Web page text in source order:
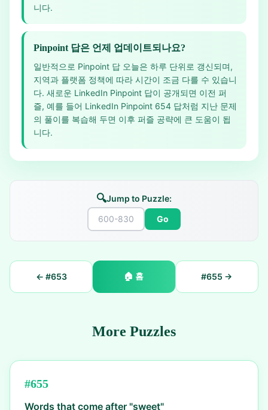
니다.
Pinpoint 답은 언제 업데이트되나요?
일반적으로 Pinpoint 답 오늘은 하루 단위로 갱신되며,
지역과 플랫폼 정책에 따라 시간이 조금 다를 수 있습니
다. 새로운 LinkedIn Pinpoint 답이 공개되면 이전 퍼
즐, 예를 들어 LinkedIn Pinpoint 654 답처럼 지난 문제
의 풀이를 복습해 두면 이후 퍼즐 공략에 큰 도움이 됩
니다.
🔍Jump to Puzzle:
Go
← #653 🏠 홈 #655 →
More Puzzles
#655
Words that come after "sweet"